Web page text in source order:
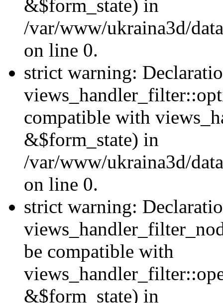
&$form_state) in
/var/www/ukraina3d/
on line 0.
strict warning:
compatible with
&$form_state) in
/var/www/ukraina3d/
on line 0.
strict warning:
be compatible with
&$form_state) in